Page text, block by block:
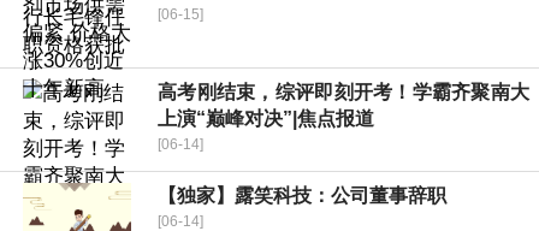
[06-15]
高考刚结束，综评即刻开考！学霸齐聚南大
上演“巅峰对决”|焦点报道
[06-14]
【独家】露笑科技：公司董事辞职
[06-14]